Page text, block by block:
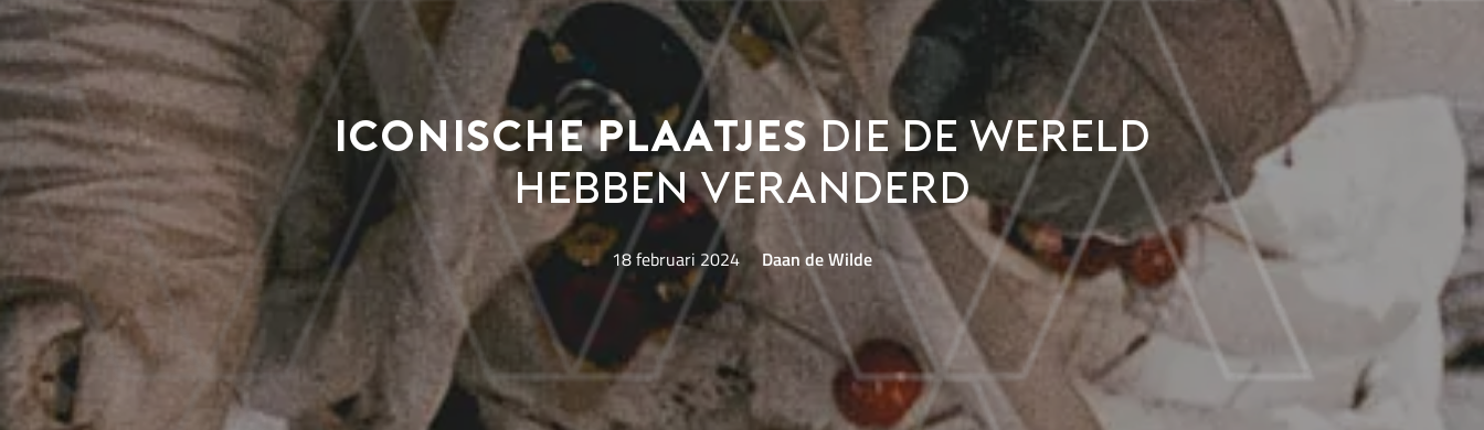
Iconische plaatjes die de wereld
hebben veranderd
18 februari 2024 Daan de Wilde